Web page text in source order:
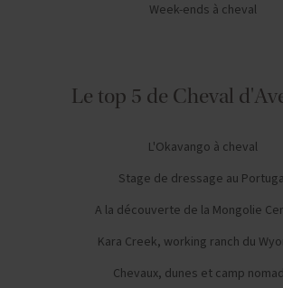
Week-ends à cheval
Le top 5 de Cheval
L'Okavango à cheval
Stage de dressage au
A la découverte de la Mongolie
Kara Creek, working ranch du
Chevaux, dunes et camp